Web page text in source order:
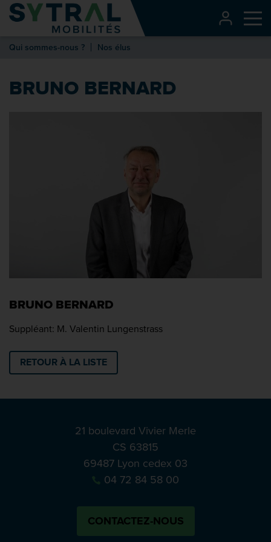
Contenu
Entête de page
Qui sommes-nous ? Nos élus
BRUNO BERNARD
BRUNO BERNARD
Suppléant: M. Valentin Lungenstrass
RETOUR À LA LISTE
21 boulevard Vivier Merle
CS 63815
69487 Lyon cedex 03
04 72 84 58 00
CONTACTEZ-NOUS